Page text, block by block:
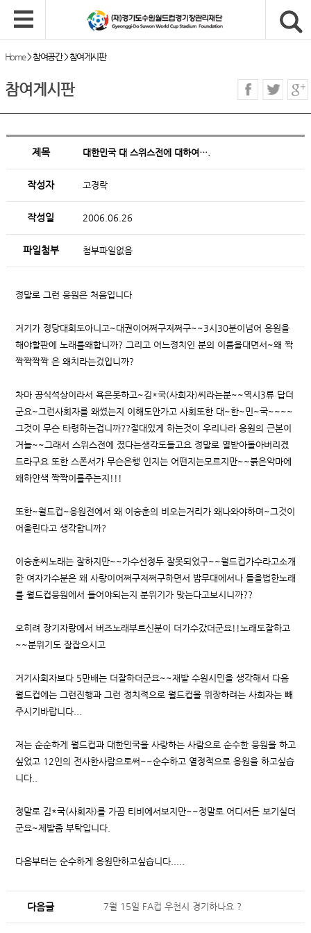
Home>참여공간>참여게시판
참여게시판
제목 대한민국 대 스위스전에 대하여….
작성자 고경락
작성일 2006.06.26
파일첨부 첨부파일없음
정말로 그런 응원은 처음입니다
거기가 정당대회도아니고~대권이어쩌구저쩌구~~3시30분이넘어 응원을
해야할판에 노래를왜합니까? 그리고 어느정치인 분의 이름을대면서~왜 짝
짝짝짝짝 은 왜치라는겄입니까?
차마 공식석상이라서 욕은못하고~김*국(사회자)씨라는분~~역시3류 답더
군요~그런사회자를 왜썼는지 이해도안가고 사회또한 대~한~민~국~~~~
그것이 무슨 타령하는겁니까??절대있게 하는것이 우리나라 응원의 근본이
거늘~~그래서 스위스전에 졌다는생각도들고요 정말로 열받아돌아버리겠
드라구요 또한 스폰서가 무슨은행 인지는 어떤지는모르지만~~붉은악마에
왜하얀색 짝짝이를주는지!!!
또한~월드컵~응원전에서 왜 이승훈의 비오는거리가 왜나와야하며~그것이
어울린다고 생각합니까?
이승훈씨노래는 잘하지만~~가수선정두 잘못되었구~~월드컵가수라고소개
한 여자가수분은 왜 사랑이어쩌구저쩌구하면서 밤무대에서나 들을법한노래
를 월드컵응원에서 들어야되는지 분위기가 맞는다고보시니까??
오히려 장기자랑에서 버즈노래부르신분이 더가수갔더군요!!노래도잘하고
~~분위기도 잘잡으시고
거기사회자보다 5만배는 더잘하더군요~~재발 수원시민을 생각해서 다음
월드컵에는 그런진행과 그런 정치적으로 월드컵을 위장하려는 사회자는 빼
주시기바랍니다...
저는 순순하게 월드컵과 대한민국을 사랑하는 사람으로 순수한 응원을 하고
싶었고 12인의 전사한사람으로써~~순수하고 열정적으로 응원을 하고싶습
니다..
정말로 김*국(사회자)를 가끔 티비에서보지만~~정말로 어디서든 보기실더
군요~제발좀 부탁입니다.
다음부터는 순수하게 응원만하고싶습니다.....
다음글 7월 15일 FA컵 우천시 경기하나요 ?